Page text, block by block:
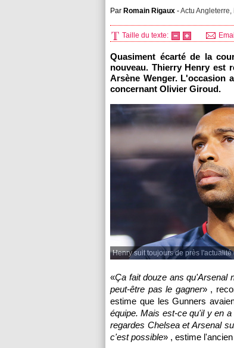
Par Romain Rigaux -Actu
Taille du texte: Email
Quasiment écarté de la
nouveau. Thierry Henry est
Arsène Wenger. L'occasion
concernant Olivier Giroud.
Henry suit toujours de près l'actualité
«Ça fait douze ans qu'Arsenal
peut-être pas le gagner» ,
estime que les Gunners
équipe. Mais est-ce qu'il y en
regardes Chelsea et Arsenal
c'est possible» , estime